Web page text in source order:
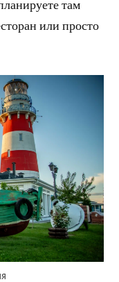
там
или просто